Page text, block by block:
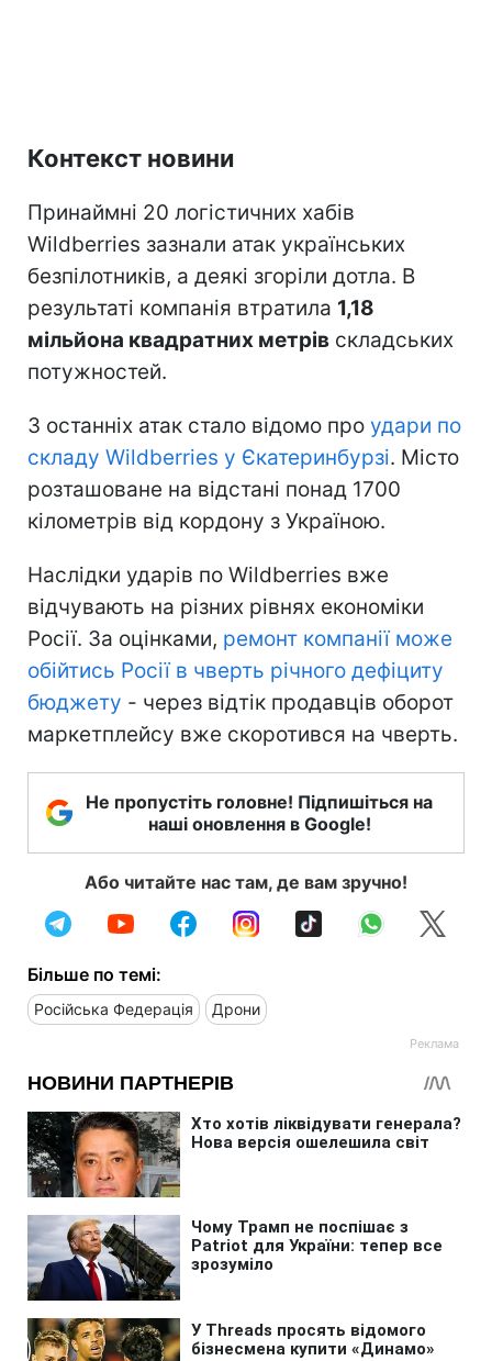
Контекст новини
Принаймні 20 логістичних хабів
Wildberries зазнали атак українських
безпілотників, а деякі згоріли дотла. В
результаті компанія втратила 1,18
мільйона квадратних метрів складських
потужностей.
З останніх атак стало відомо про удари по
складу Wildberries у Єкатеринбурзі. Місто
розташоване на відстані понад 1700
кілометрів від кордону з Україною.
Наслідки ударів по Wildberries вже
відчувають на різних рівнях економіки
Росії. За оцінками, ремонт компанії може
обійтись Росії в чверть річного дефіциту
бюджету - через відтік продавців оборот
маркетплейсу вже скоротився на чверть.
Не пропустіть головне! Підпишіться на
наші оновлення в Google!
Або читайте нас там, де вам зручно!
Більше по темі:
Російська Федерація Дрони